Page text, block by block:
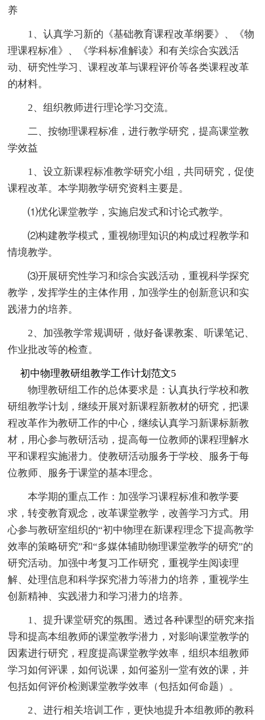
养
1、认真学习新的《基础教育课程改革纲要》、《物
理课程标准》、《学科标准解读》和有关综合实践活
动、研究性学习、课程改革与课程评价等各类课程改革
的材料。
2、组织教师进行理论学习交流。
二、按物理课程标准，进行教学研究，提高课堂教
学效益
1、设立新课程标准教学研究小组，共同研究，促使
课程改革。本学期教学研究资料主要是。
⑴优化课堂教学，实施启发式和讨论式教学。
⑵构建教学模式，重视物理知识的构成过程教学和
情境教学。
⑶开展研究性学习和综合实践活动，重视科学探究
教学，发挥学生的主体作用，加强学生的创新意识和实
践潜力的培养。
2、加强教学常规调研，做好备课教案、听课笔记、
作业批改等的检查。
初中物理教研组教学工作计划范文5
物理教研组工作的总体要求是：认真执行学校和教
研组教学计划，继续开展对新课程新教材的研究，把课
程改革作为教研工作的中心，继续认真学习新课标新教
材，用心参与教研活动，提高每一位教师的课程理解水
平和课程实施潜力。使教研活动服务于学校、服务于每
位教师、服务于课堂的基本理念。
本学期的重点工作：加强学习课程标准和教学要
求，转变教育观念，改革课堂教学，改善学习方式。用
心参与教研室组织的“初中物理在新课程理念下提高教学
效率的策略研究”和“多媒体辅助物理课堂教学的研究”的
研究活动。加强中考复习工作研究，重视学生阅读理
解、处理信息和科学探究潜力等潜力的培养，重视学生
创新精神、实践潜力和学习潜力的培养。
1、提升课堂研究的氛围。透过各种课型的研究来指
导和提高本组教师的课堂教学潜力，对影响课堂教学的
因素进行研究，程度提高课堂教学效率，组织本组教师
学习如何评课，如何说课，如何鉴别一堂有效的课，并
包括如何评价检测课堂教学效率（包括如何命题）。
2、进行相关培训工作，更快地提升本组教师的教科